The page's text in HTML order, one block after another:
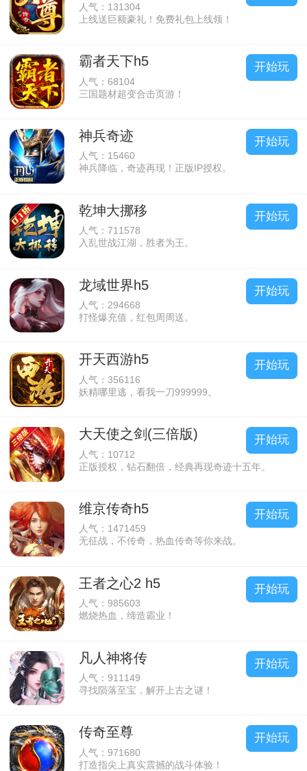
人气：131304
上线送巨额豪礼！免费礼包上线领！
霸者天下h5
人气：68104
三国题材超变合击页游！
开始玩
神兵奇迹
人气：15460
神兵降临，奇迹再现！正版IP授权。
开始玩
乾坤大挪移
人气：711578
入乱世战江湖，胜者为王。
开始玩
龙域世界h5
人气：294668
打怪爆充值，红包周周送。
开始玩
开天西游h5
人气：356116
妖精哪里逃，看我一刀999999。
开始玩
大天使之剑(三倍版)
人气：10712
正版授权，钻石翻倍，经典再现奇迹十五年。
开始玩
维京传奇h5
人气：1471459
无征战，不传奇，热血传奇等你来战。
开始玩
王者之心2 h5
人气：985603
燃烧热血，缔造霸业！
开始玩
凡人神将传
人气：911149
寻找陨落至宝，解开上古之谜！
开始玩
传奇至尊
人气：971680
打造指尖上真实震撼的战斗体验！
开始玩